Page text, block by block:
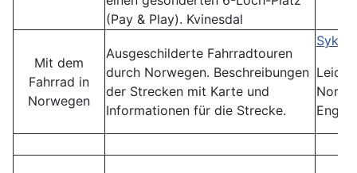
(Pay & Play). Kvinesdal
Mit dem
Fahrrad in
Norwegen
Ausgeschilderte Fahrradtouren
durch Norwegen. Beschreibungen
der Strecken mit Karte und
Informationen für die Strecke.